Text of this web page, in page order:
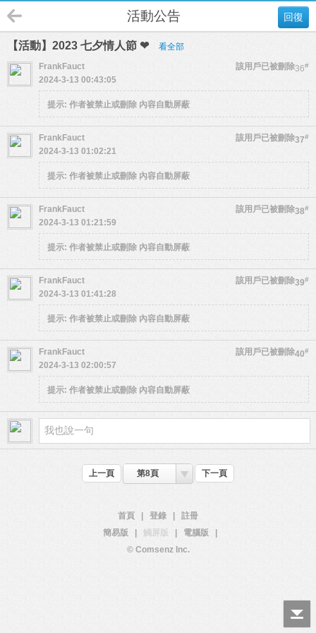
回復
活動公告
【活動】2023 七夕情人節 ❤ 看全部
36#
FrankFauct
該用戶已被刪除
2024-3-13 00:43:05
提示: 作者被禁止或刪除 內容自動屏蔽
37#
FrankFauct
該用戶已被刪除
2024-3-13 01:02:21
提示: 作者被禁止或刪除 內容自動屏蔽
38#
FrankFauct
該用戶已被刪除
2024-3-13 01:21:59
提示: 作者被禁止或刪除 內容自動屏蔽
39#
FrankFauct
該用戶已被刪除
2024-3-13 01:41:28
提示: 作者被禁止或刪除 內容自動屏蔽
40#
FrankFauct
該用戶已被刪除
2024-3-13 02:00:57
提示: 作者被禁止或刪除 內容自動屏蔽
上一頁 第8頁 下一頁
首頁 登錄
註冊
簡易版
觸屏版 電腦版
© Comsenz Inc.